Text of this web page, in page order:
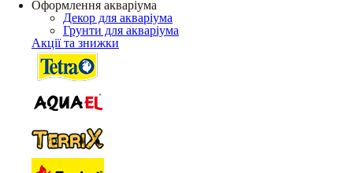
Оформлення акваріума
Декор для акваріума
Грунти для акваріума
Акції та знижки